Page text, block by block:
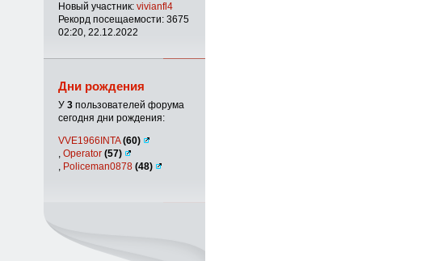
Новый участник: vivianfl4
Рекорд посещаемости: 3675
02:20, 22.12.2022
Дни рождения
У 3пользователей форума
сегодня дни рождения:
VVE1966INTA(60)
Operator (57)
Policeman0878 (48)